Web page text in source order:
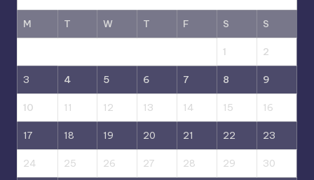
M T W T F S S
1 2
3 4 5 6 7 8 9
10 11 12 13 14 15 16
17 18 19 20 21 22 23
24 25 26 27 28 29 30